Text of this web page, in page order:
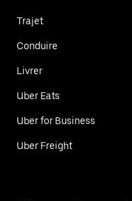
Trajet
Conduire
Livrer
Uber Eats
Uber for Business
Uber Freight